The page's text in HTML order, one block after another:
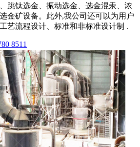
跳钛选金、振动选金、选金混汞、浓
金矿设备。此外,我公司还可以为用户
艺流程设计、标准和非标准设计制 .
8511